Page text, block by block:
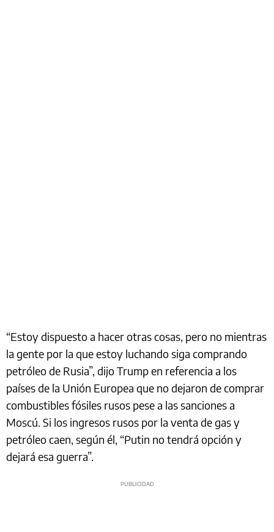
“Estoy dispuesto a hacer otras cosas, pero no mientras
la gente por la que estoy luchando siga comprando
petróleo de Rusia”, dijo Trump en referencia a los
países de la Unión Europea que no dejaron de comprar
combustibles fósiles rusos pese a las sanciones a
Moscú. Si los ingresos rusos por la venta de gas y
petróleo caen, según él, “Putin no tendrá opción y
dejará esa guerra”.